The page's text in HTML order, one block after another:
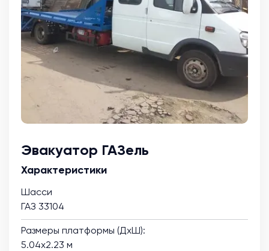
Эвакуатор ГАЗель
Характеристики
Шасси
ГАЗ 33104
Размеры платформы (ДхШ):
5.04х2.23 м